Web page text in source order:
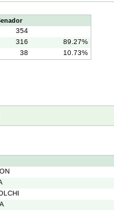
354
316
89.27%
38 10.73%